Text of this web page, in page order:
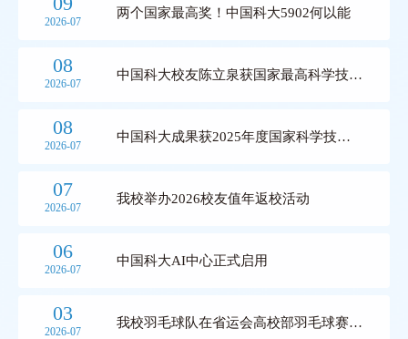
2026-07
两个国家最高奖！中国科大5902何以能
08
2026-07
中国科大校友陈立泉获国家最高科学技术
08
2026-07
中国科大成果获2025年度国家科学技术
07
2026-07
我校举办2026校友值年返校活动
06
2026-07
中国科大AI中心正式启用
03
2026-07
我校羽毛球队在省运会高校部羽毛球赛中